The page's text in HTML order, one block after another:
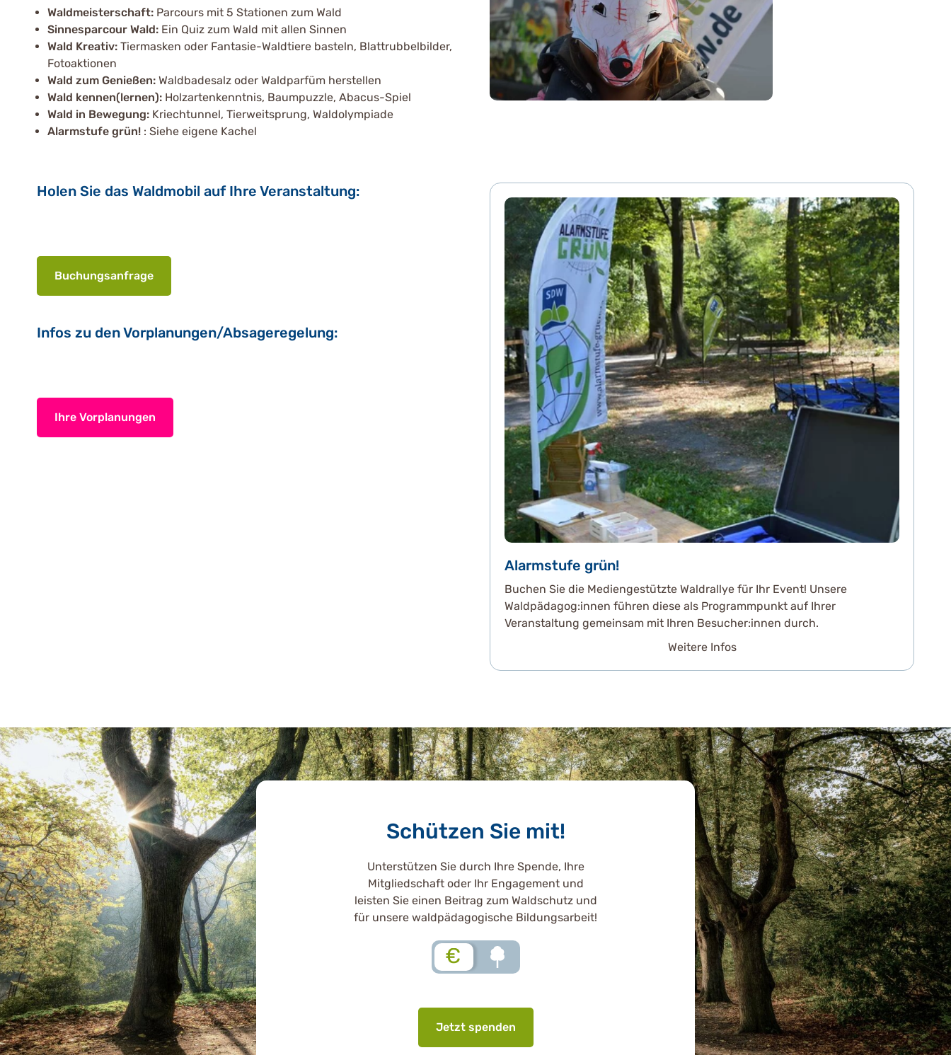
Waldmeisterschaft: Parcours mit 5 Stationen zum Wald
Sinnesparcour Wald: Ein Quiz zum Wald mit allen Sinnen
Wald Kreativ: Tiermasken oder Fantasie-Waldtiere basteln, Blattrubbelbilder,
Fotoaktionen
Wald zum Genießen: Waldbadesalz oder Waldparfüm herstellen
Wald kennen(lernen): Holzartenkenntnis, Baumpuzzle, Abacus-Spiel
Wald in Bewegung: Kriechtunnel, Tierweitsprung, Waldolympiade
Alarmstufe grün! : Siehe eigene Kachel
Holen Sie das Waldmobil auf Ihre Veranstaltung:
Buchungsanfrage
Infos zu den Vorplanungen/Absageregelung:
Ihre Vorplanungen
Alarmstufe grün!
Buchen Sie die Mediengestützte Waldrallye für Ihr Event! Unsere
Waldpädagog:innen führen diese als Programmpunkt auf Ihrer
Veranstaltung gemeinsam mit Ihren Besucher:innen durch.
Weitere Infos
Schützen Sie mit!
Unterstützen Sie durch Ihre Spende, Ihre
Mitgliedschaft oder Ihr Engagement und
leisten Sie einen Beitrag zum Waldschutz und
für unsere waldpädagogische Bildungsarbeit!
€
Jetzt spenden